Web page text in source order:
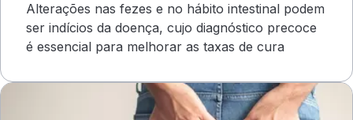
Alterações nas fezes e no hábito intestinal podem
ser indícios da doença, cujo diagnóstico precoce
é essencial para melhorar as taxas de cura